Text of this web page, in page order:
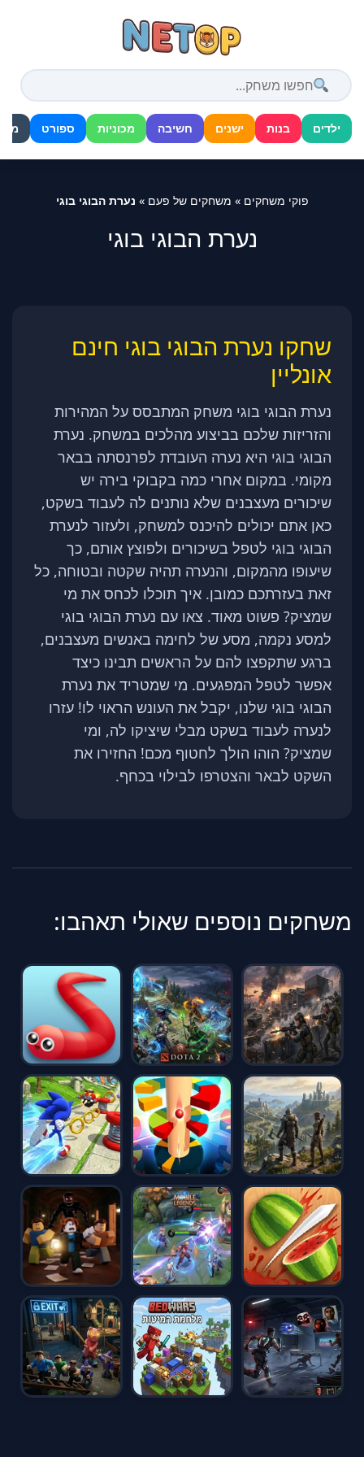
ילדים בנות ישנים חשיבה מכוניות ספורט
פוקי משחקים » משחקים של פעם » נערת הבוגי בוגי
נערת הבוגי בוגי
שחקו נערת הבוגי בוגי חינם
אונליין
נערת הבוגי בוגי משחק המתבסס על המהירות
והזריזות שלכם בביצוע מהלכים במשחק. נערת
הבוגי בוגי היא נערה העובדת לפרנסתה בבאר
מקומי. במקום אחרי כמה בקבוקי בירה יש
שיכורים מעצבנים שלא נותנים לה לעבוד בשקט,
כאן אתם יכולים להיכנס למשחק, ולעזור לנערת
הבוגי בוגי לטפל בשיכורים ולפוצץ אותם, כך
שיעופו מהמקום, והנערה תהיה שקטה ובטוחה, כל
זאת בעזרתכם כמובן. איך תוכלו לכחס את מי
שמציק? פשוט מאוד. צאו עם נערת הבוגי בוגי
למסע נקמה, מסע של לחימה באנשים מעצבנים,
ברגע שתקפצו להם על הראשים תבינו כיצד
אפשר לטפל המפגעים. מי שמטריד את נערת
הבוגי בוגי שלנו, יקבל את העונש הראוי לו! עזרו
לנערה לעבוד בשקט מבלי שיציקו לה, ומי
שמציק? הוהו הולך לחטוף מכם! החזירו את
השקט לבאר והצטרפו לבילוי בכחף.
משחקים נוספים שאולי תאהבו: